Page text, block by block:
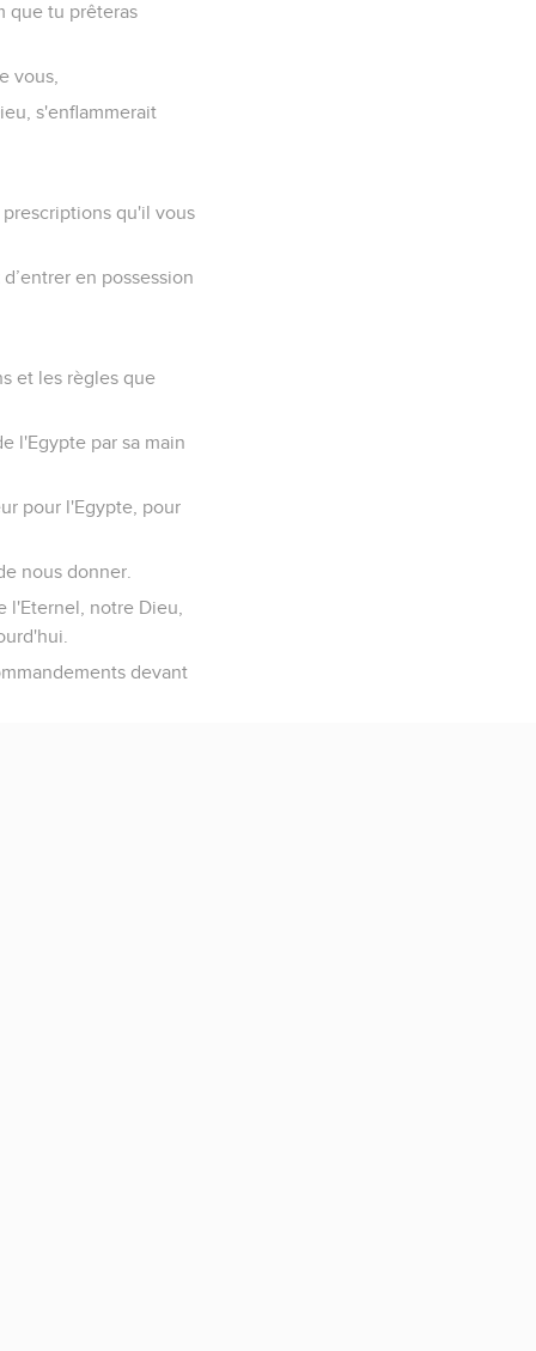
que tu prêteras
vous,
s'enflammerait
qu'il vous
en possession
et les règles que
l'Egypte par sa main
pour l'Egypte, pour
nous donner.
l'Eternel, notre Dieu,
devant